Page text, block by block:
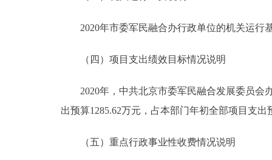
2020年市委军民融合办行政单位的机关运行
（四）项目支出绩效目标情况说明
2020年，中共北京市委军民融合发展委员会办
出预算1285.62万元，占本部门年初全部项目支出
（五）重点行政事业性收费情况说明